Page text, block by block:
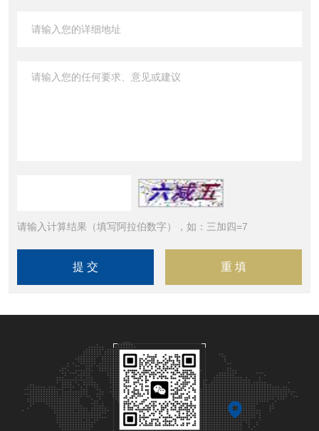
请输入计算结果（填写阿拉伯数字），如：三加四=7